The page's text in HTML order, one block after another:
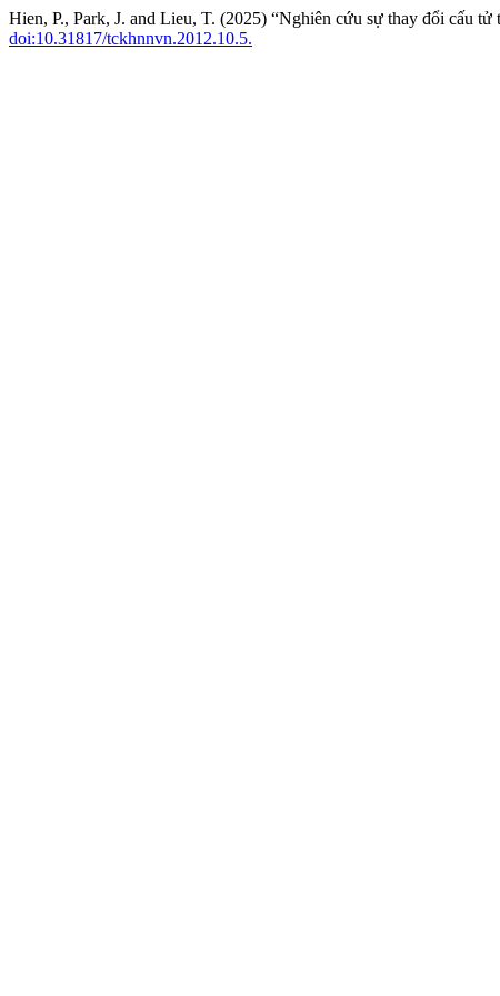
Hien, P., Park, J. and Lieu, T. (2025) “Nghiên cứu sự thay đổi cấu
doi:10.31817/tckhnnvn.2012.10.5.